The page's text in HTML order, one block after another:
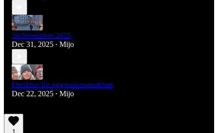
30 November 2025
Dec 31, 2025 • Mijo
Föräldrar för aggressionsproblem
Dec 22, 2025 • Mijo